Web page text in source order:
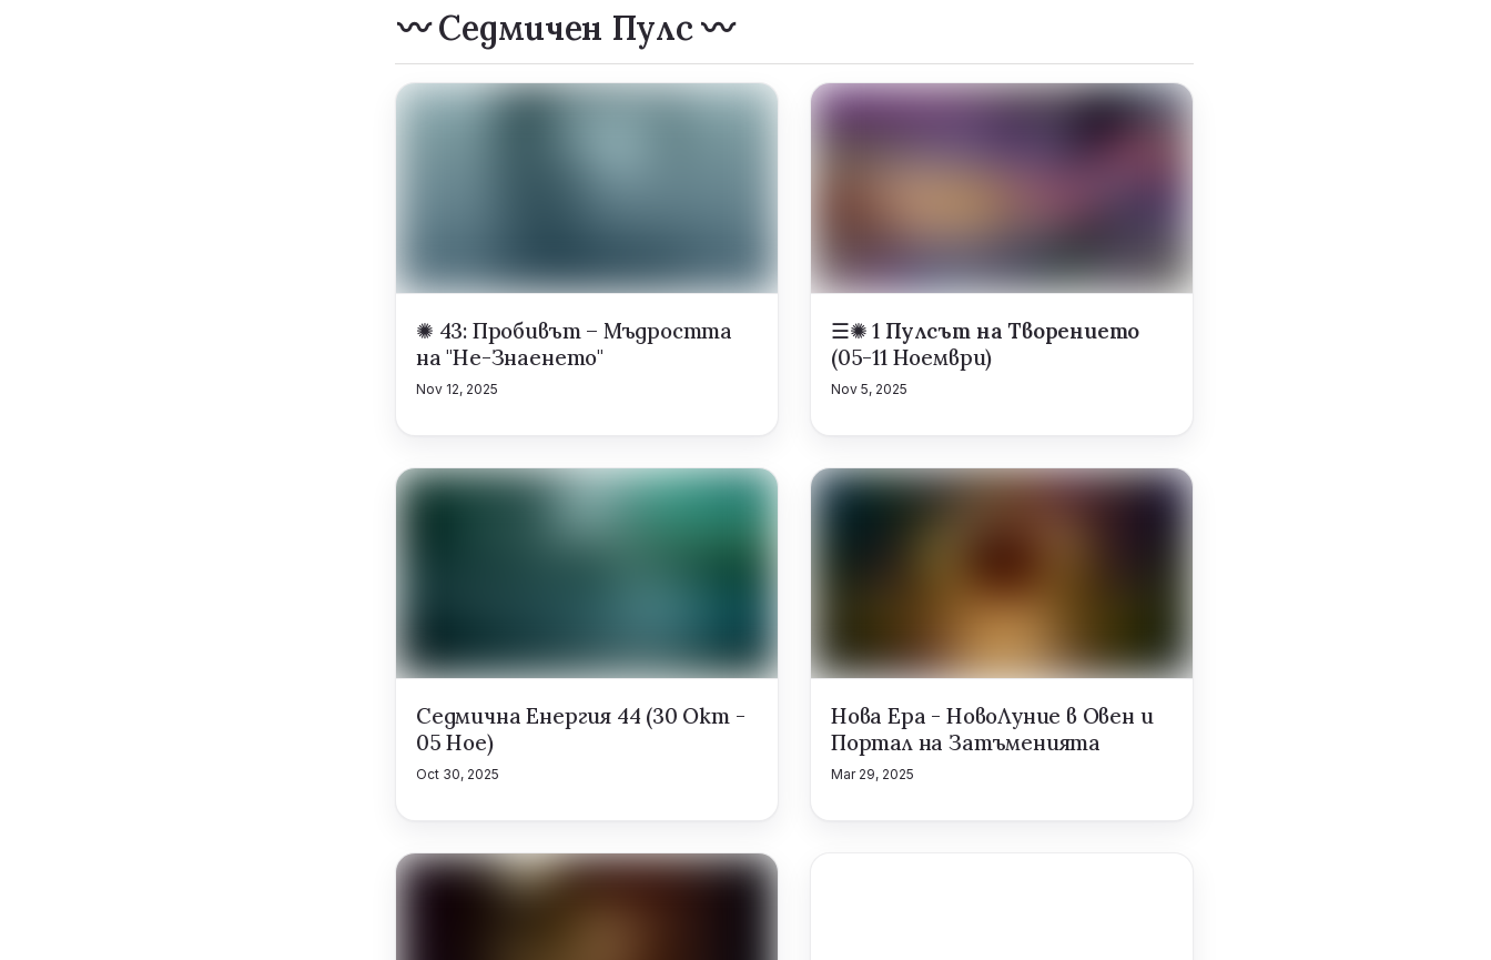
〰️ Седмичен Пулс 〰️
✺ 43: Пробивът – Мъдростта
на "Не-Знаенето"
Nov 12, 2025
☰✺ 1 Пулсът на Творението
(05-11 Ноември)
Nov 5, 2025
Седмична Енергия 44 (30 Окт -
05 Ное)
Oct 30, 2025
Нова Ера - НовоЛуние в Овен и
Портал на Затъменията
Mar 29, 2025